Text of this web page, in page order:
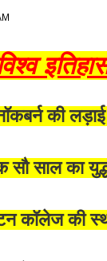
की लड़ाई
साल का
कॉलेज की